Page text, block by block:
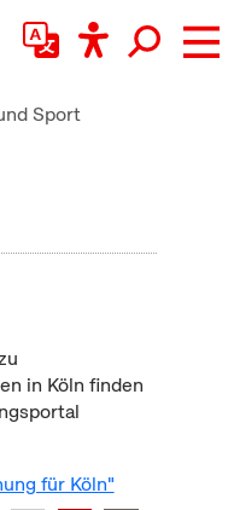
Sport
in Köln finden
für Köln"